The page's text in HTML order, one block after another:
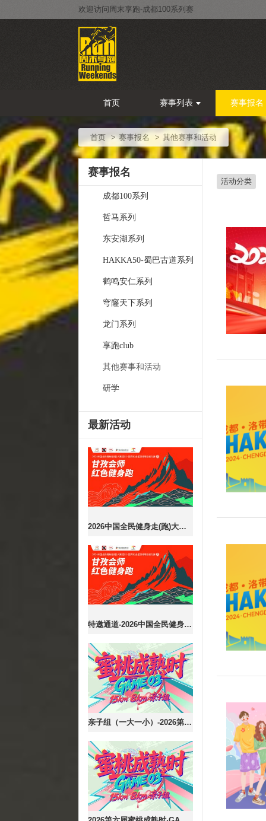
欢迎访问周末享跑-成都100系列赛
首页 赛事列表 赛事报名
首页 赛事报名 其他赛事和活动
赛事报名
成都100系列
哲马系列
东安湖系列
HAKKA50-蜀巴古道系列
鹤鸣安仁系列
穹窿天下系列
龙门系列
享跑club
其他赛事和活动
研学
最新活动
2026中国全民健身走(跑)大赛（四川·甘孜站）全国百城联动接力赛暨甘孜会师红色健身跑
特邀通道-2026中国全民健身走(跑)大赛（四川·甘孜站）全国百城联动接力赛暨甘孜会师红色健身跑
亲子组（一大一小）-2026第六届蜜桃成熟时·GAME03
活动分类